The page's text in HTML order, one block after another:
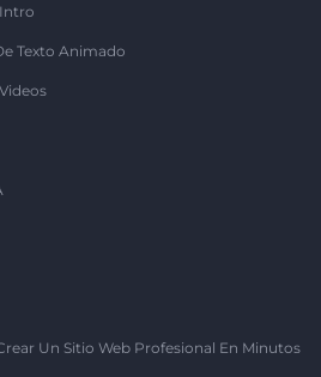
Texto Animado
Un Sitio Web Profesional En Minutos